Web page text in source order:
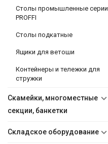
Столы промышленные серии
PROFFI
Столы подкатные
Ящики для ветоши
Контейнеры и тележки для
стружки
Скамейки, многоместные
секции, банкетки
Складское оборудование